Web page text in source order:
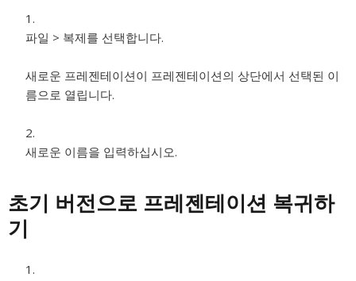
파일 > 복제를 선택합니다.
새로운 프레젠테이션이 프레젠테이션의 상단에서 선택된 이
름으로 열립니다.
새로운 이름을 입력하십시오.
초기 버전으로 프레젠테이션 복귀하
기